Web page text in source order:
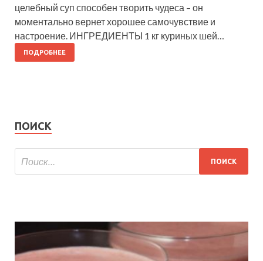
целебный суп способен творить чудеса – он
моментально вернет хорошее самочувствие и
настроение. ИНГРЕДИЕНТЫ 1 кг куриных шей…
ПОДРОБНЕЕ
ПОИСК